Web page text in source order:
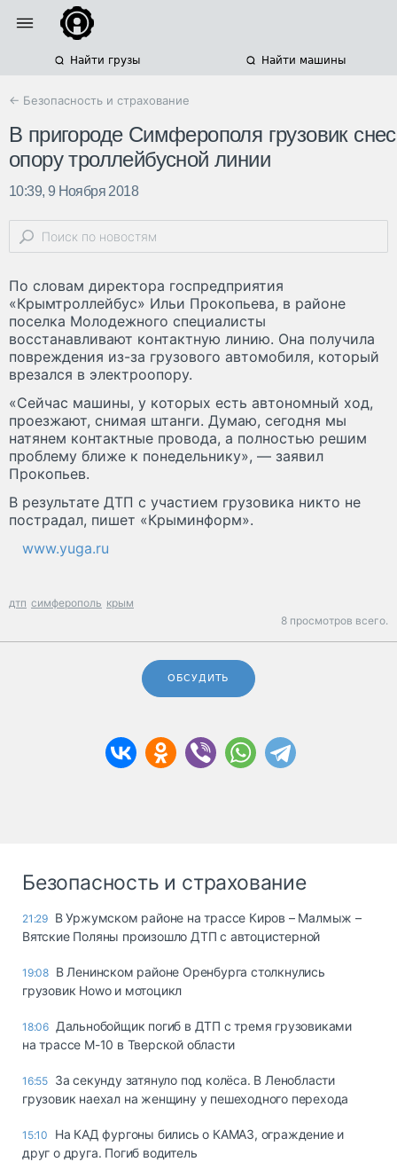
Найти грузы Найти машины
← Безопасность и страхование
В пригороде Симферополя грузовик снес
опору троллейбусной линии
10:39, 9 Ноября 2018
По словам директора госпредприятия
«Крымтроллейбус» Ильи Прокопьева, в районе
поселка Молодежного специалисты
восстанавливают контактную линию. Она получила
повреждения из-за грузового автомобиля, который
врезался в электроопору.
«Сейчас машины, у которых есть автономный ход,
проезжают, снимая штанги. Думаю, сегодня мы
натянем контактные провода, а полностью решим
проблему ближе к понедельнику», — заявил
Прокопьев.
В результате ДТП с участием грузовика никто не
пострадал, пишет «Крыминформ».
www.yuga.ru
дтп симферополь крым
8 просмотров всего.
ОБСУДИТЬ
Безопасность и страхование
21:29 В Уржумском районе на трассе Киров – Малмыж –
Вятские Поляны произошло ДТП с автоцистерной
19:08 В Ленинском районе Оренбурга столкнулись
грузовик Howo и мотоцикл
18:06 Дальнобойщик погиб в ДТП с тремя грузовиками
на трассе М-10 в Тверской области
16:55 За секунду затянуло под колёса. В Ленобласти
грузовик наехал на женщину у пешеходного перехода
15:10
На КАД фургоны бились о КАМАЗ, ограждение и
друг о друга. Погиб водитель